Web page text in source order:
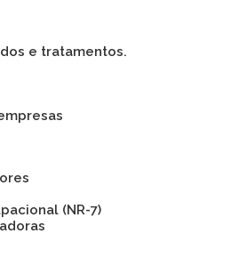
e tratamentos.
(NR-7)